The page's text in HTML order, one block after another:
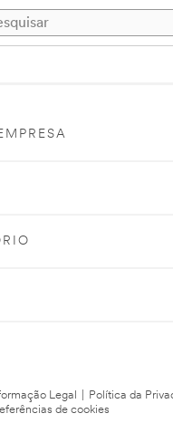
Legal Política da
de cookies